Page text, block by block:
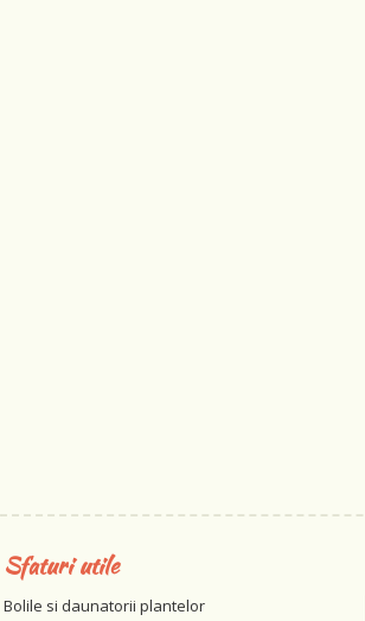
Sfaturi utile
Bolile si daunatorii plantelor